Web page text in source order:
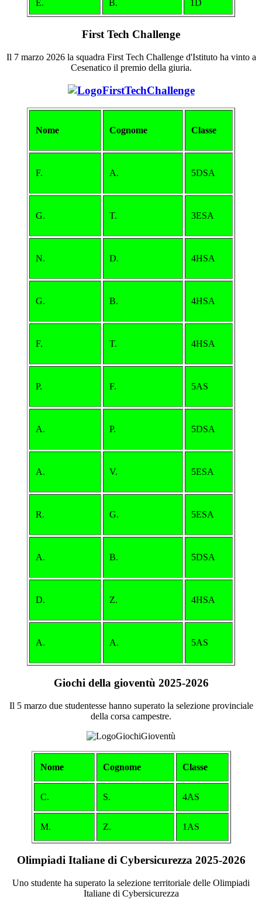
E. B. 1D
First Tech Challenge
Il 7 marzo 2026 la squadra First Tech Challenge d'Istituto ha vinto a
Cesenatico il premio della giuria.
Nome Cognome Classe
F. A. 5DSA
G. T. 3ESA
N. D. 4HSA
G. B. 4HSA
F. T. 4HSA
P. F. 5AS
A. P. 5DSA
A. V. 5ESA
R. G. 5ESA
A. B. 5DSA
D. Z. 4HSA
A. A. 5AS
Giochi della gioventù 2025-2026
Il 5 marzo due studentesse hanno superato la selezione provinciale
della corsa campestre.
Nome Cognome Classe
C. S. 4AS
M. Z. 1AS
Olimpiadi Italiane di Cybersicurezza 2025-2026
Uno studente ha superato la selezione territoriale delle Olimpiadi
Italiane di Cybersicurezza